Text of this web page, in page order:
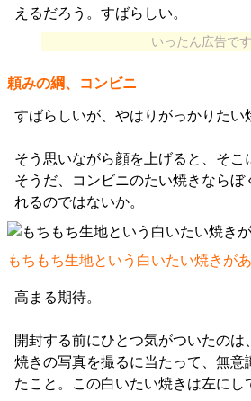
えるだろう。すばらしい。
いったん広告です
頼みの綱、コンビニ
すばらしいが、やはりがっかりたい
そう思いながら顔を上げると、そこ
そうだ、コンビニのたい焼きならぼ
れるのではないか。
もちもち生地という白いたい焼きがあ
高まる期待。
開封する前にひとつ気がついたのは
焼きの写真を撮るに当たって、無意
たこと。この白いたい焼きは左にし